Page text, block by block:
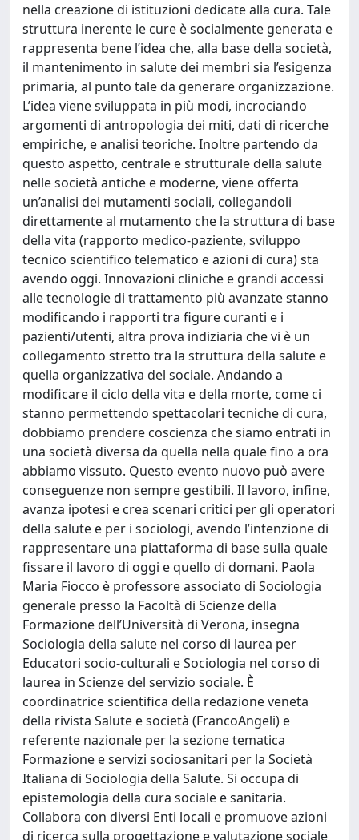
nella creazione di istituzioni dedicate alla cura. Tale
struttura inerente le cure è socialmente generata e
rappresenta bene l’idea che, alla base della società,
il mantenimento in salute dei membri sia l’esigenza
primaria, al punto tale da generare organizzazione.
L’idea viene sviluppata in più modi, incrociando
argomenti di antropologia dei miti, dati di ricerche
empiriche, e analisi teoriche. Inoltre partendo da
questo aspetto, centrale e strutturale della salute
nelle società antiche e moderne, viene offerta
un’analisi dei mutamenti sociali, collegandoli
direttamente al mutamento che la struttura di base
della vita (rapporto medico-paziente, sviluppo
tecnico scientifico telematico e azioni di cura) sta
avendo oggi. Innovazioni cliniche e grandi accessi
alle tecnologie di trattamento più avanzate stanno
modificando i rapporti tra figure curanti e i
pazienti/utenti, altra prova indiziaria che vi è un
collegamento stretto tra la struttura della salute e
quella organizzativa del sociale. Andando a
modificare il ciclo della vita e della morte, come ci
stanno permettendo spettacolari tecniche di cura,
dobbiamo prendere coscienza che siamo entrati in
una società diversa da quella nella quale fino a ora
abbiamo vissuto. Questo evento nuovo può avere
conseguenze non sempre gestibili. Il lavoro, infine,
avanza ipotesi e crea scenari critici per gli operatori
della salute e per i sociologi, avendo l’intenzione di
rappresentare una piattaforma di base sulla quale
fissare il lavoro di oggi e quello di domani. Paola
Maria Fiocco è professore associato di Sociologia
generale presso la Facoltà di Scienze della
Formazione dell’Università di Verona, insegna
Sociologia della salute nel corso di laurea per
Educatori socio-culturali e Sociologia nel corso di
laurea in Scienze del servizio sociale. È
coordinatrice scientifica della redazione veneta
della rivista Salute e società (FrancoAngeli) e
referente nazionale per la sezione tematica
Formazione e servizi sociosanitari per la Società
Italiana di Sociologia della Salute. Si occupa di
epistemologia della cura sociale e sanitaria.
Collabora con diversi Enti locali e promuove azioni
di ricerca sulla progettazione e valutazione sociale